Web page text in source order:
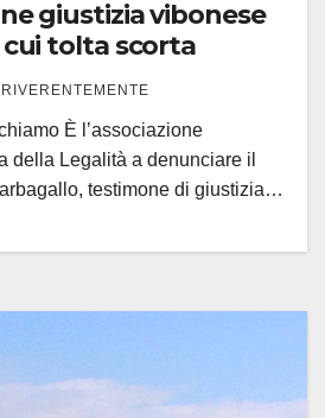
giustizia vibonese
tolta scorta
È l’associazione
della Legalità a denunciare il
testimone di giustizia…